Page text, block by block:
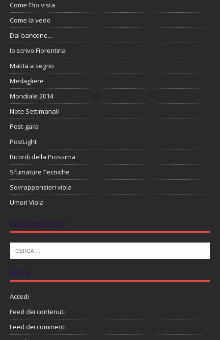
Come l'ho vista
Come la vedo
Dal bancone…
Io scrivo Fiorentina
Matita a segno
Medagliere
Mondiale 2014
Note Settimanali
Post-gara
PostLight
Ricordi della Prossima
Sfumature Tecniche
Sovrappensieri viola
Umori Viola
CERCA NEL SITO
META
Accedi
Feed dei contenuti
Feed dei commenti